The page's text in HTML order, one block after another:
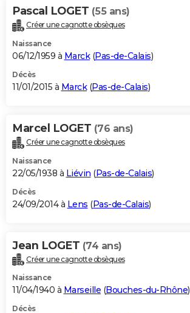
Pascal LOGET (55 ans)
Créer une cagnotte obsèques
Naissance
06/12/1959 à Marck(Pas-de-Calais)
Décès
11/01/2015 à Marck(Pas-de-Calais)
Marcel LOGET (76 ans)
Créer une cagnotte obsèques
Naissance
22/05/1938 à Liévin (Pas-de-Calais)
Décès
24/09/2014 à Lens (Pas-de-Calais)
Jean LOGET (74 ans)
Créer une cagnotte obsèques
Naissance
11/04/1940 à Marseille (Bouches-du-Rhône)
Décès